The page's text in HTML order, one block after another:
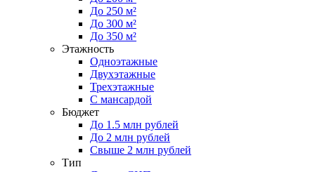
До 250 м²
До 300 м²
До 350 м²
Этажность
Одноэтажные
Двухэтажные
Трехэтажные
С мансардой
Бюджет
До 1.5 млн рублей
До 2 млн рублей
Свыше 2 млн рублей
Тип